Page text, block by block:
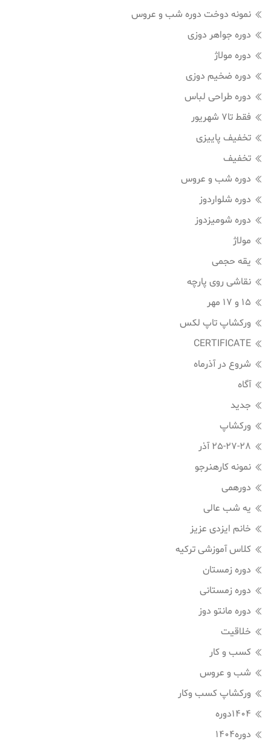
نمونه دوخت دوره شب و عروس
دوره جواهر دوزی
دوره مولاژ
دوره ضخیم دوزی
دوره طراحی لباس
فقط تا7 شهریور
تخفیف پاییزی
تخفیف
دوره شب و عروس
دوره شلواردوز
دوره شومیزدوز
مولاژ
یقه حجمی
نقاشی روی پارچه
15 و 17 مهر
ورکشاپ تاپ لکس
CERTIFICATE
شروع در آذرماه
آگاه
جدید
ورکشاپ
25-27-28 آذر
نمونه کارهنرجو
دورهمی
یه شب عالی
خانم ایزدی عزیز
کلاس آموزشی ترکیه
دوره زمستان
دوره زمستانی
دوره مانتو دوز
خلاقیت
کسب و کار
شب و عروس
ورکشاپ کسب وکار
1404دوره
دوره1404